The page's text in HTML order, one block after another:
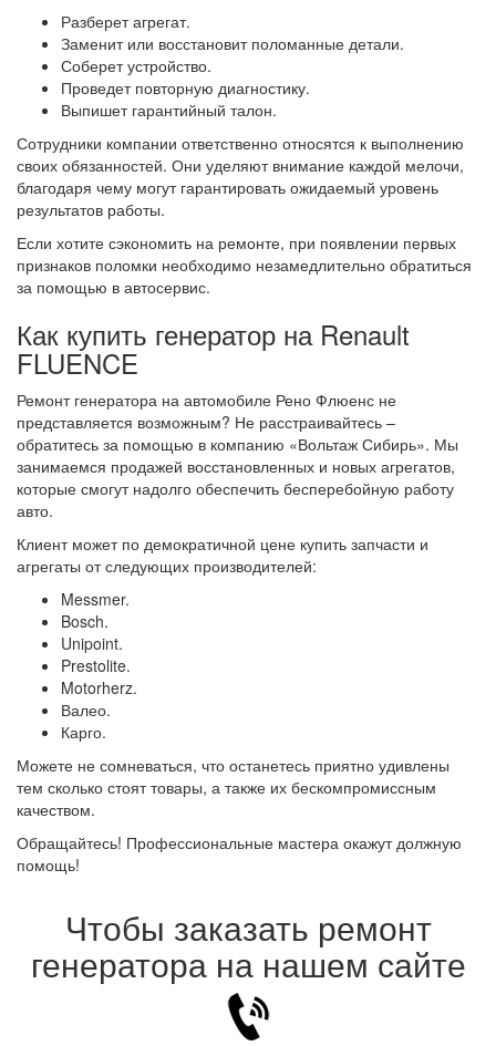
Разберет агрегат.
Заменит или восстановит поломанные детали.
Соберет устройство.
Проведет повторную диагностику.
Выпишет гарантийный талон.
Сотрудники компании ответственно относятся к выполнению
своих обязанностей. Они уделяют внимание каждой мелочи,
благодаря чему могут гарантировать ожидаемый уровень
результатов работы.
Если хотите сэкономить на ремонте, при появлении первых
признаков поломки необходимо незамедлительно обратиться
за помощью в автосервис.
Как купить генератор на Renault
FLUENCE
Ремонт генератора на автомобиле Рено Флюенс не
представляется возможным? Не расстраивайтесь –
обратитесь за помощью в компанию «Вольтаж Сибирь». Мы
занимаемся продажей восстановленных и новых агрегатов,
которые смогут надолго обеспечить бесперебойную работу
авто.
Клиент может по демократичной цене купить запчасти и
агрегаты от следующих производителей:
Messmer.
Bosch.
Unipoint.
Prestolite.
Motorherz.
Валео.
Карго.
Можете не сомневаться, что останетесь приятно удивлены
тем сколько стоят товары, а также их бескомпромиссным
качеством.
Обращайтесь! Профессиональные мастера окажут должную
помощь!
Чтобы заказать ремонт
генератора на нашем сайте